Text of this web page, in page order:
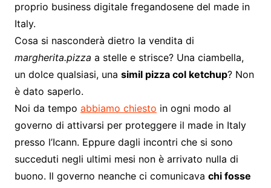
proprio business digitale fregandosene del made in
Italy.
Cosa si nasconderà dietro la vendita di
margherita.pizza a stelle e strisce? Una ciambella,
un dolce qualsiasi, una simil pizza col ketchup? Non
è dato saperlo.
Noi da tempo abbiamo chiesto in ogni modo al
governo di attivarsi per proteggere il made in Italy
presso l’Icann. Eppure dagli incontri che si sono
succeduti negli ultimi mesi non è arrivato nulla di
buono. Il governo neanche ci comunicava chi fosse